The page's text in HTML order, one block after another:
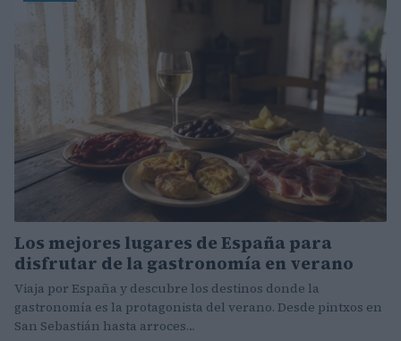
Los mejores lugares de España para
disfrutar de la gastronomía en verano
Viaja por España y descubre los destinos donde la
gastronomía es la protagonista del verano. Desde pintxos en
San Sebastián hasta arroces…